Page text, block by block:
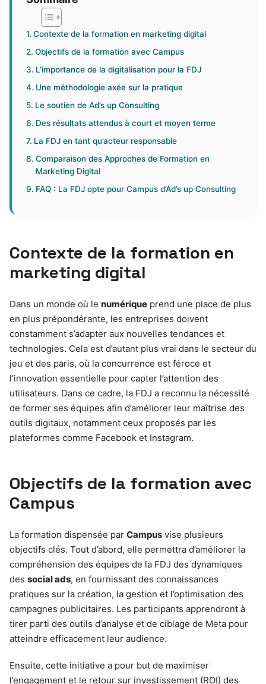
Contexte de la formation en marketing digital
Objectifs de la formation avec Campus
L’importance de la digitalisation pour la FDJ
Une méthodologie axée sur la pratique
Le soutien de Ad’s up Consulting
Des résultats attendus à court et moyen terme
La FDJ en tant qu’acteur responsable
Comparaison des Approches de Formation en
Marketing Digital
FAQ : La FDJ opte pour Campus d’Ad’s up Consulting
Contexte de la formation en
marketing digital
Dans un monde où le numérique prend une place de plus
en plus prépondérante, les entreprises doivent
constamment s’adapter aux nouvelles tendances et
technologies. Cela est d’autant plus vrai dans le secteur du
jeu et des paris, où la concurrence est féroce et
l’innovation essentielle pour capter l’attention des
utilisateurs. Dans ce cadre, la FDJ a reconnu la nécessité
de former ses équipes afin d’améliorer leur maîtrise des
outils digitaux, notamment ceux proposés par les
plateformes comme Facebook et Instagram.
Objectifs de la formation avec
Campus
La formation dispensée par Campus vise plusieurs
objectifs clés. Tout d’abord, elle permettra d’améliorer la
compréhension des équipes de la FDJ des dynamiques
des social ads, en fournissant des connaissances
pratiques sur la création, la gestion et l’optimisation des
campagnes publicitaires. Les participants apprendront à
tirer parti des outils d’analyse et de ciblage de Meta pour
atteindre efficacement leur audience.
Ensuite, cette initiative a pour but de maximiser
l’engagement et le retour sur investissement (ROI) des